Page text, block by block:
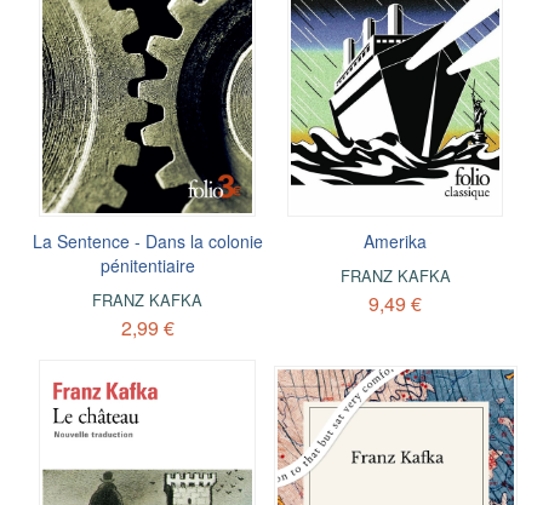
La Sentence - Dans la colonie
pénitentiaire
FRANZ KAFKA
2,99 €
Amerika
FRANZ KAFKA
9,49 €